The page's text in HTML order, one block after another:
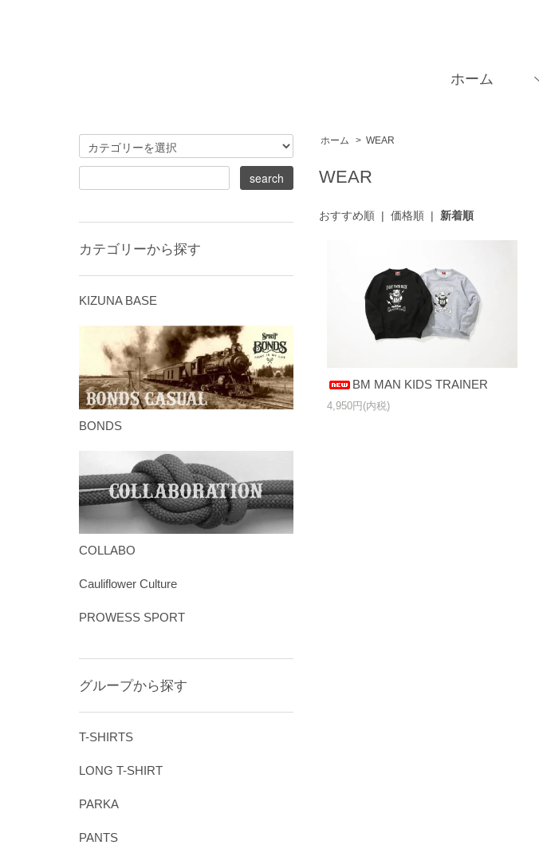
ホーム
ホーム > WEAR
WEAR
おすすめ順| 価格順| 新着順
BM MAN KIDS TRAINER
4,950円(内税)
カテゴリーから探す
KIZUNA BASE
BONDS
COLLABO
Cauliflower Culture
PROWESS SPORT
グループから探す
T-SHIRTS
LONG T-SHIRT
PARKA
PANTS